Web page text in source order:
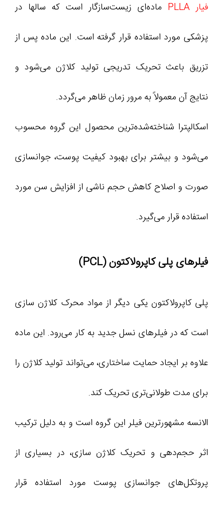
فیار PLLA ماده‌ای زیست‌سازگار است که سالها در
پزشکی مورد استفاده قرار گرفته است. این ماده پس از
تزریق باعث تحریک تدریجی تولید کلاژن می‌شود و
نتایج آن معمولاً به مرور زمان ظاهر می‌گردد.
اسکالپترا شناخته‌شده‌ترین محصول این گروه محسوب
می‌شود و بیشتر برای بهبود کیفیت پوست، جوانسازی
صورت و اصلاح کاهش حجم ناشی از افزایش سن مورد
استفاده قرار می‌گیرد.
فیلرهای پلی کاپرولاکتون (PCL)
پلی کاپرولاکتون یکی دیگر از مواد محرک کلاژن سازی
است که در فیلرهای نسل جدید به کار می‌رود. این ماده
علاوه بر ایجاد حمایت ساختاری، می‌تواند تولید کلاژن را
برای مدت طولانی‌تری تحریک کند.
الانسه مشهورترین فیلر این گروه است و به دلیل ترکیب
اثر حجم‌دهی و تحریک کلاژن سازی، در بسیاری از
پروتکل‌های جوانسازی پوست مورد استفاده قرار